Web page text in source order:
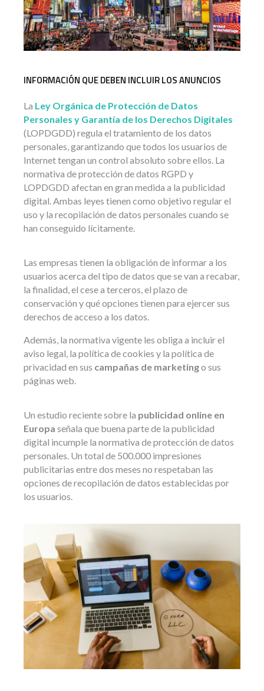
INFORMACIÓN QUE DEBEN INCLUIR LOS ANUNCIOS
La Ley Orgánica de Protección de Datos
Personales y Garantía de los Derechos Digitales
(LOPDGDD) regula el tratamiento de los datos
personales, garantizando que todos los usuarios de
Internet tengan un control absoluto sobre ellos. La
normativa de protección de datos RGPD y
LOPDGDD afectan en gran medida a la publicidad
digital. Ambas leyes tienen como objetivo regular el
uso y la recopilación de datos personales cuando se
han conseguido lícitamente.
Las empresas tienen la obligación de informar a los
usuarios acerca del tipo de datos que se van a recabar,
la finalidad, el cese a terceros, el plazo de
conservación y qué opciones tienen para ejercer sus
derechos de acceso a los datos.
Además, la normativa vigente les obliga a incluir el
aviso legal, la política de cookies y la política de
privacidad en sus campañas de marketingo sus
páginas web.
Un estudio reciente sobre la publicidad online en
Europa señala que buena parte de la publicidad
digital incumple la normativa de protección de datos
personales. Un total de 500.000 impresiones
publicitarias entre dos meses no respetaban las
opciones de recopilación de datos establecidas por
los usuarios.